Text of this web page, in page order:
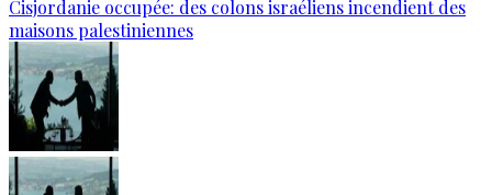
Cisjordanie occupée: des colons israéliens incendient des
maisons palestiniennes